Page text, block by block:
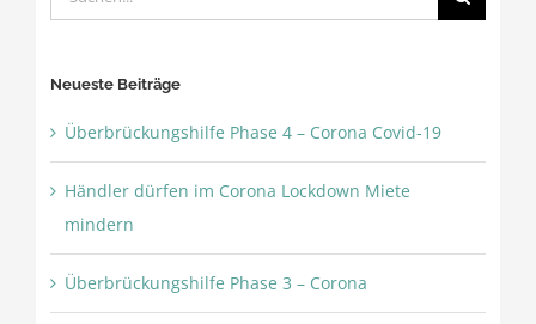
nach:
Neueste Beiträge
Überbrückungshilfe Phase 4 – Corona Covid-19
Händler dürfen im Corona Lockdown Miete
mindern
Überbrückungshilfe Phase 3 – Corona